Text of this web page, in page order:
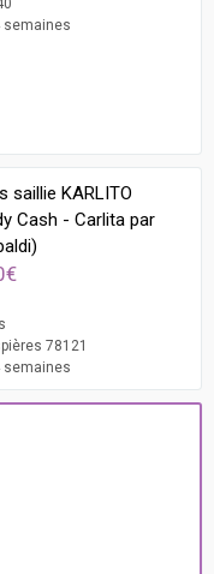
semaines
saillie KARLITO
Cash - Carlita par
78121
semaines